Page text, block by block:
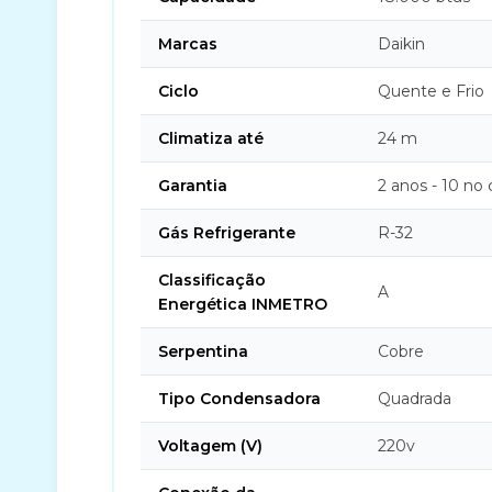
Marcas Daikin
Ciclo Quente e Frio
Climatiza até 24 m
Garantia 2 anos - 10 no
Gás Refrigerante R-32
Classificação
Energética INMETRO
A
Serpentina Cobre
Tipo Condensadora Quadrada
Voltagem (V) 220v